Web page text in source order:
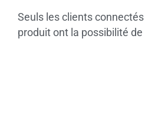
Seuls les clients
produit ont la possibilité